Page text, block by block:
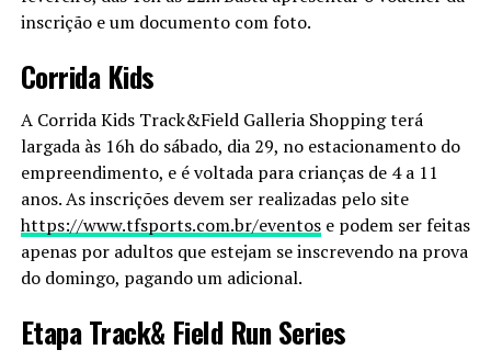
inscrição e um documento com foto.
Corrida Kids
A Corrida Kids Track&Field Galleria Shopping terá
largada às 16h do sábado, dia 29, no estacionamento do
empreendimento, e é voltada para crianças de 4 a 11
anos. As inscrições devem ser realizadas pelo site
https://www.tfsports.com.br/eventose podem ser feitas
apenas por adultos que estejam se inscrevendo na prova
do domingo, pagando um adicional.
Etapa Track& Field Run Series